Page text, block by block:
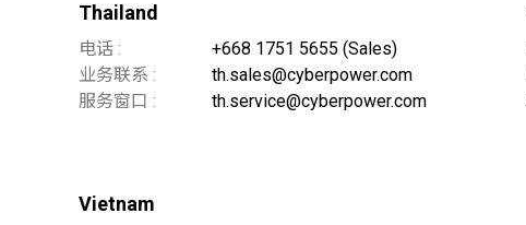
Thailand
电话 :
+668 1751 5655 (Sales)
业务联系 :
th.sales@cyberpower.com
服务窗口 :
th.service@cyberpower.com
Vietnam